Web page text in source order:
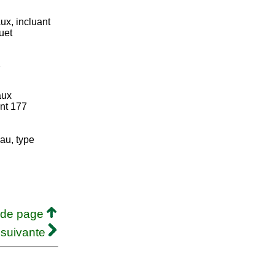
incluant
177
type
page